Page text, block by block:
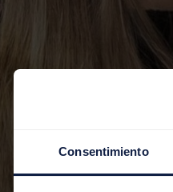
Consentimiento